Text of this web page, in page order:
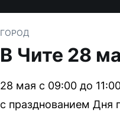
ГОРОД
В Чите 28
28 мая с 09:00 до
с празднованием Дня